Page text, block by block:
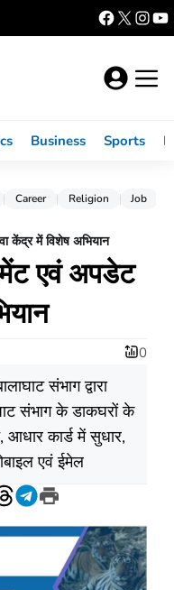
Business Sports
Career Religion Job
केंद्र में विशेष अभियान
एवं अपडेट
0
संभाग द्वारा
संभाग के डाकघरों के
कार्ड में सुधार,
एवं ईमेल
Threads
Telegram
Print